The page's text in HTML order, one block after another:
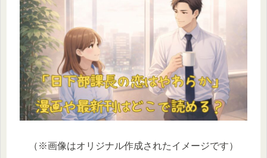
（※画像はオリジナル作成されたイメージです）